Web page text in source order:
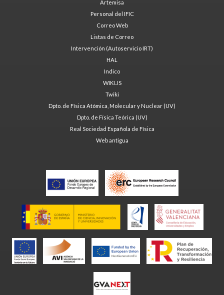
Artemisa
Personal del IFIC
Correo Web
Listas de Correo
Intervención (Autoservicio IRT)
HAL
Indico
WIKI.JS
Twiki
Dpto. de Física Atómica, Molecular y Nuclear (UV)
Dpto. de Física Teórica (UV)
Real Sociedad Española de Física
Web antigua